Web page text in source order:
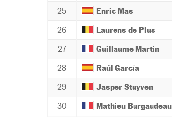
25 Enric Mas
26 Laurens de Plus
27 Guillaume Martin
28 Raúl García
29 Jasper Stuyven
30 Mathieu Burgaudeau